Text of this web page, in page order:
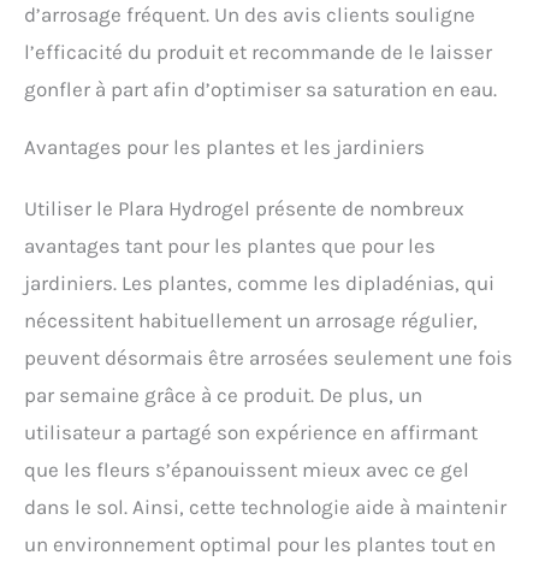
augmente sa perméabilité
et favorise le
racines, assurant un
l'humidité Utilisation
les pelouses, légumes,
fleurs, arbres et plantes en
pot. Il peut être mélangé
avec le sol ou appliqué
sous forme d'injections
dans le sol Sécurité et
écologie – Le polyacrylate
biodégradable et non
toxique ne provoque pas
contrairement au
polyacrylate de sodium.
humains, les animaux et
d’arrosage fréquent. Un des avis clients souligne
l’efficacité du produit et recommande de le laisser
gonfler à part afin d’optimiser sa saturation en eau.
Avantages pour les plantes et les jardiniers
Utiliser le Plara Hydrogel présente de nombreux
avantages tant pour les plantes que pour les
jardiniers. Les plantes, comme les dipladénias, qui
nécessitent habituellement un arrosage régulier,
peuvent désormais être arrosées seulement une fois
par semaine grâce à ce produit. De plus, un
utilisateur a partagé son expérience en affirmant
que les fleurs s’épanouissent mieux avec ce gel
dans le sol. Ainsi, cette technologie aide à maintenir
un environnement optimal pour les plantes tout en